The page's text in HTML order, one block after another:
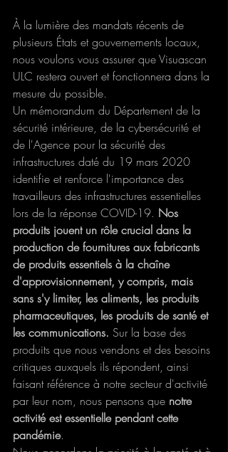
À la lumière des mandats récents de
plusieurs États et gouvernements locaux,
nous voulons vous assurer que Visuascan
ULC restera ouvert et fonctionnera dans la
mesure du possible.
Un mémorandum du Département de la
sécurité intérieure, de la cybersécurité et
de l'Agence pour la sécurité des
infrastructures daté du 19 mars 2020
identifie et renforce l'importance des
travailleurs des infrastructures essentielles
lors de la réponse COVID-19. Nos
produits jouent un rôle crucial dans la
production de fournitures aux fabricants
de produits essentiels à la chaîne
d'approvisionnement, y compris, mais
sans s'y limiter, les aliments, les produits
pharmaceutiques, les produits de santé et
les communications. Sur la base des
produits que nous vendons et des besoins
critiques auxquels ils répondent, ainsi
faisant référence à notre secteur d'activité
par leur nom, nous pensons que notre
activité est essentielle pendant cette
pandémie.